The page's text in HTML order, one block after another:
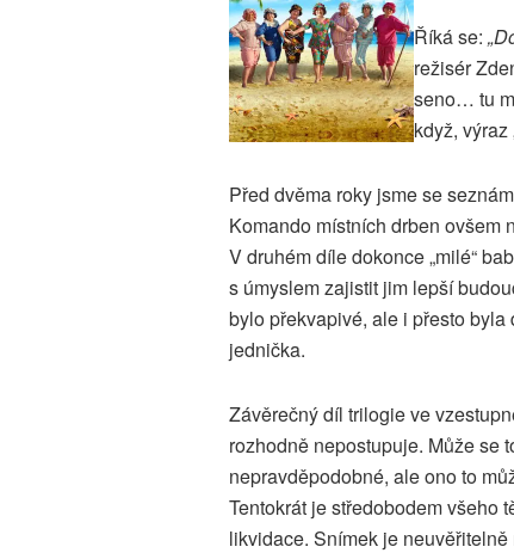
Říká se:
režisér
seno… tu
když,
Před dvěma roky jsme se
Komando místních drben ovšem
V druhém díle dokonce „milé“
s úmyslem zajistit jim lepší
bylo překvapivé, ale i přesto
jednička.
Závěrečný díl trilogie ve
rozhodně nepostupuje. Může se
nepravděpodobné, ale ono to
Tentokrát je středobodem všeho
likvidace. Snímek je